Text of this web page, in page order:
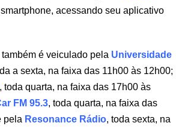
acessando seu aplicativo
também é veiculado pela Universidade
a sexta, na faixa das 11h00 às 12h00;
toda quarta, na faixa das 17h00 às
FM 95.3, toda quarta, na faixa das
pela Resonance Rádio, toda sexta, na